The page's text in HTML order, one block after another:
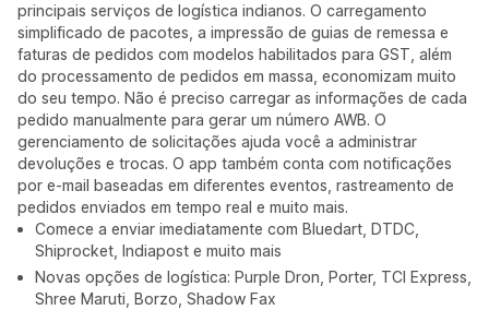
principais serviços de logística indianos. O carregamento
simplificado de pacotes, a impressão de guias de remessa e
faturas de pedidos com modelos habilitados para GST, além
do processamento de pedidos em massa, economizam muito
do seu tempo. Não é preciso carregar as informações de cada
pedido manualmente para gerar um número AWB. O
gerenciamento de solicitações ajuda você a administrar
devoluções e trocas. O app também conta com notificações
por e-mail baseadas em diferentes eventos, rastreamento de
pedidos enviados em tempo real e muito mais.
Comece a enviar imediatamente com Bluedart, DTDC,
Shiprocket, Indiapost e muito mais
Novas opções de logística: Purple Dron, Porter, TCI Express,
Shree Maruti, Borzo, Shadow Fax